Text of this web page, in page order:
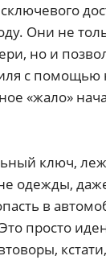
Они не
но и
с помощью
«жало»
ключ,
одежды,
в
просто